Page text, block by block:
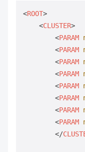
<ROOT>
<CLUSTER>
<PARAM
<PARAM
<PARAM
<PARAM
<PARAM
<PARAM
<PARAM
<PARAM
</